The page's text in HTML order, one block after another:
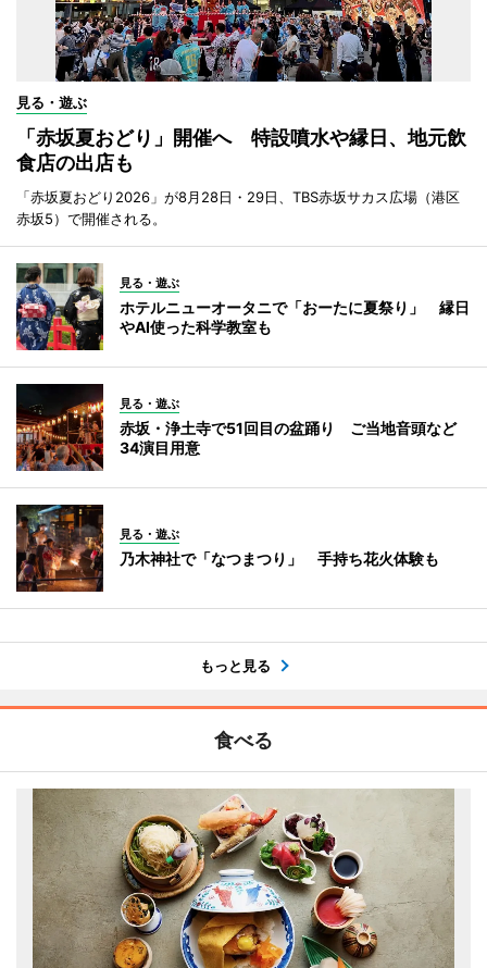
見る・遊ぶ
「赤坂夏おどり」開催へ 特設噴水や縁日、地元飲
食店の出店も
「赤坂夏おどり2026」が8月28日・29日、TBS赤坂サカス広場（港区
赤坂5）で開催される。
見る・遊ぶ
ホテルニューオータニで「おーたに夏祭り」 縁日
やAI使った科学教室も
見る・遊ぶ
赤坂・浄土寺で51回目の盆踊り ご当地音頭など
34演目用意
見る・遊ぶ
乃木神社で「なつまつり」 手持ち花火体験も
もっと見る
食べる